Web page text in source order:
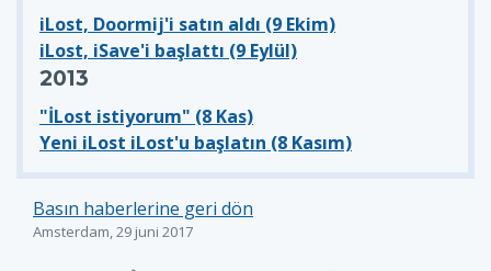
iLost, Doormij'i satın aldı (9 Ekim)
iLost, iSave'i başlattı (9 Eylül)
2013
"İLost istiyorum" (8 Kas)
Yeni iLost iLost'u başlatın (8 Kasım)
Basın haberlerine geri dön
Amsterdam, 29 juni 2017